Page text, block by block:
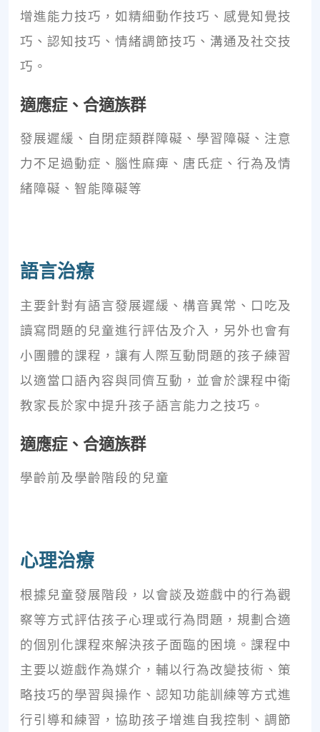
增進能力技巧，如精細動作技巧、感覺知覺技
巧、認知技巧、情緒調節技巧、溝通及社交技
巧。
適應症、合適族群
發展遲緩、自閉症類群障礙、學習障礙、注意
力不足過動症、腦性麻痺、唐氏症、行為及情
緒障礙、智能障礙等
語言治療
主要針對有語言發展遲緩、構音異常、口吃及
讀寫問題的兒童進行評估及介入，另外也會有
小團體的課程，讓有人際互動問題的孩子練習
以適當口語內容與同儕互動，並會於課程中衛
教家長於家中提升孩子語言能力之技巧。
適應症、合適族群
學齡前及學齡階段的兒童
心理治療
根據兒童發展階段，以會談及遊戲中的行為觀
察等方式評估孩子心理或行為問題，規劃合適
的個別化課程來解決孩子面臨的困境。課程中
主要以遊戲作為媒介，輔以行為改變技術、策
略技巧的學習與操作、認知功能訓練等方式進
行引導和練習，協助孩子增進自我控制、調節